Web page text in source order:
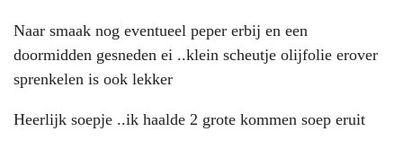
Naar smaak nog eventueel peper erbij en een
doormidden gesneden ei ..klein scheutje olijfolie erover
sprenkelen is ook lekker
Heerlijk soepje ..ik haalde 2 grote kommen soep eruit